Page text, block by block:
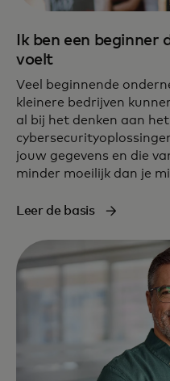
Ik ben een beginner
voelt
Veel beginnende
kleinere bedrijven
al bij het denken aan
jouw gegevens en die
minder moeilijk dan je
Leer de basis